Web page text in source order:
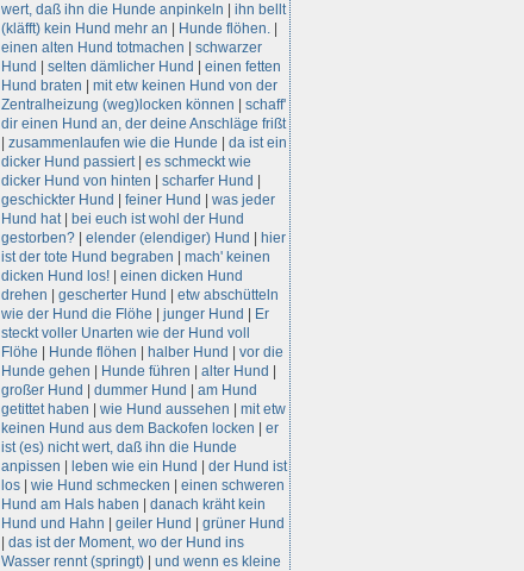
wert, daß ihn die Hunde anpinkeln
ihn bellt
(kläfft) kein Hund mehr an
Hunde flöhen.
einen alten Hund totmachen
schwarzer
Hund
selten dämlicher Hund
einen fetten
Hund braten
mit etw keinen Hund von der
Zentralheizung (weg)locken können
schaff'
dir einen Hund an, der deine Anschläge frißt
zusammenlaufen wie die Hunde
da ist ein
dicker Hund passiert| es schmeckt wie
dicker Hund von hinten
scharfer Hund
geschickter Hund
feiner Hund
was jeder
Hund hat| bei euch ist wohl der Hund
gestorben?
elender (elendiger) Hund
hier
ist der tote Hund begraben
mach' keinen
dicken Hund los!
einen dicken Hund
drehen
gescherter Hund
etw abschütteln
wie der Hund die Flöhe
junger Hund
Er
steckt voller Unarten wie der Hund voll
Flöhe
Hunde flöhen halber Hund
vor die
Hunde gehen
Hunde führen alter Hund
großer Hund
dummer Hund
am Hund
getittet haben
wie Hund aussehen
mit etw
keinen Hund aus dem Backofen locken
er
ist (es) nicht wert, daß ihn die Hunde
anpissen
leben wie ein Hund
der Hund ist
los
wie Hund schmecken
einen schweren
Hund am Hals haben
danach kräht kein
Hund und Hahn
geiler Hund
grüner Hund
das ist der Moment, wo der Hund ins
Wasser rennt (springt)
und wenn es kleine